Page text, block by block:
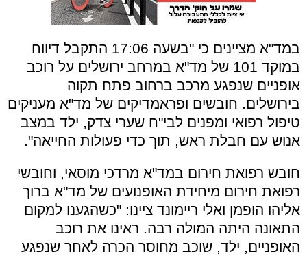
במד"א מציינים כי "בשעה 17:06 התקבל דיווח
במוקד 101 של מד"א במרחב ירושלים על רוכב
אופניים שנפגע מרכב ברחוב פתח תקוה
בירושלים. חובשים ופראמדיקים של מד"א מעניקים
טיפול רפואי ומפנים לבי"ח שערי צדק, ילד במצב
אנוש עם חבלת ראש, תוך כדי פעולות החייאה".
חובש רפואת חירום במד"א מרדכי מוסאי, וחובשי
רפואת חירום מיחידת האופנועים של מד"א ברוך
אליהו הופמן ואלי ריימונד ציינו: "כשהגענו למקום
התאונה היתה המולה רבה. ראינו את רוכב
האופניים, ילד, שוכב מחוסר הכרה לאחר שנפגע